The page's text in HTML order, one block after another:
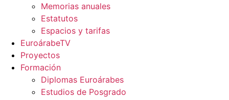
Memorias anuales
Estatutos
Espacios y tarifas
EuroárabeTV
Proyectos
Formación
Diplomas Euroárabes
Estudios de Posgrado